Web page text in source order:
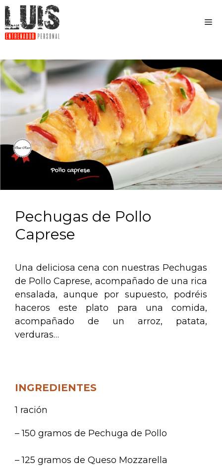
Pechugas de Pollo
Caprese
Una deliciosa cena con nuestras Pechugas
de Pollo Caprese, acompañado de una rica
ensalada, aunque por supuesto, podréis
haceros este plato para una comida,
acompañado de un arroz, patata,
verduras…
INGREDIENTES
1 ración
– 150 gramos de Pechuga de Pollo
– 125 gramos de Queso Mozzarella